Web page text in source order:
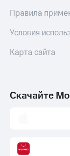
Правила
Условия
Карта сайта
Скачайте